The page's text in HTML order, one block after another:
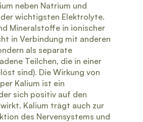
neben Natrium und
wichtigsten Elektrolyte.
Mineralstoffe in ionischer
in Verbindung mit anderen
als separate
Teilchen, die in einer
sind). Die Wirkung von
Kalium ist ein
sich positiv auf den
Kalium trägt auch zur
des Nervensystems und